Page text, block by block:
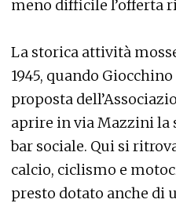
meno difficile l’offerta
La storica attività
1945, quando
proposta
aprire in via Mazzini la
bar sociale. Qui si
calcio, ciclismo e
presto dotato anche di